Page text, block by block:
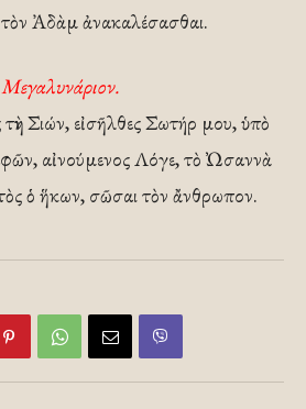
Ἀδὰμ ἀνακαλέσασθαι.
Μεγαλυνάριον.
Σιών, εἰσῆλθες Σωτήρ μου, ὑπὸ
αἰνούμενος Λόγε, τὸ Ὠσαννὰ
ὁ ἥκων, σῶσαι τὸν ἄνθρωπον.